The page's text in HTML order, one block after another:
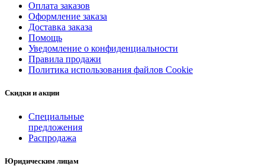
Оплата заказов
Оформление заказа
Доставка заказа
Помощь
Уведомление о конфиденциальности
Правила продажи
Политика использования файлов Cookie
Скидки и акции
Специальные
предложения
Распродажа
Юридическим лицам